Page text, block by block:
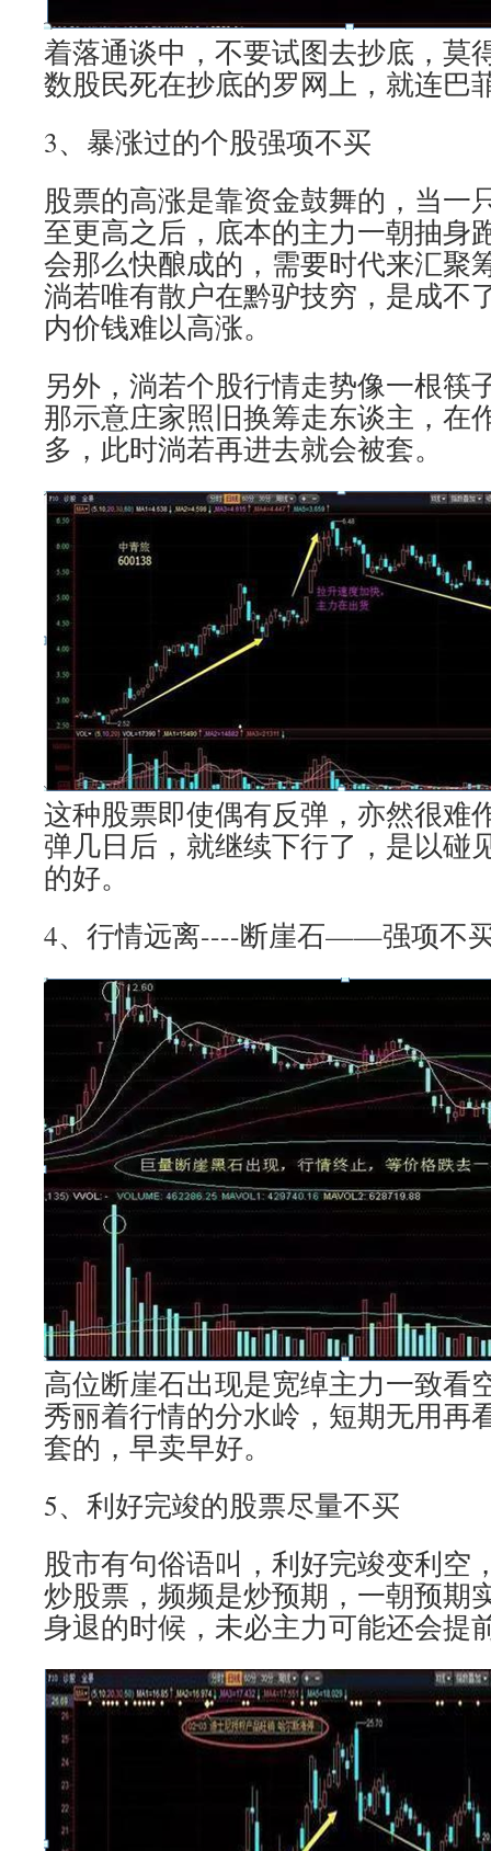
着落通谈中，不要试图去抄底，莫
数股民死在抄底的罗网上，就连巴
3、暴涨过的个股强项不买
股票的高涨是靠资金鼓舞的，当一
至更高之后，底本的主力一朝抽身
会那么快酿成的，需要时代来汇聚
淌若唯有散户在黔驴技穷，是成不
内价钱难以高涨。
另外，淌若个股行情走势像一根筷
那示意庄家照旧换筹走东谈主，在
多，此时淌若再进去就会被套。
这种股票即使偶有反弹，亦然很难
弹几日后，就继续下行了，是以碰
的好。
4、行情远离----断崖石——强项不
高位断崖石出现是宽绰主力一致看
秀丽着行情的分水岭，短期无用再
套的，早卖早好。
5、利好完竣的股票尽量不买
股市有句俗语叫，利好完竣变利空
炒股票，频频是炒预期，一朝预期
身退的时候，未必主力可能还会提